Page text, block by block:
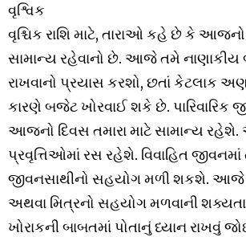
વૃશ્વિક
વૃશ્ચિક રાશિ માટે, તારાઓ કહે છે કે આજનો
સામાન્ય રહેવાનો છે. આજે તમે નાણાકીય
રાખવાનો પ્રયાસ કરશો, છતાં કેટલાક
કારણે બજેટ ખોરવાઈ શકે છે. પારિવારિક
આજનો દિવસ તમારા માટે સામાન્ય
પ્રવૃત્તિઓમાં રસ રહેશે. વિવાહિત જીવનમાં
જીવનસાથીનો સહયોગ મળી શકશે. આજે
અથવા મિત્રનો સહયોગ મળવાની
ખોરાકની બાબતમાં પોતાનું ધ્યાન રાખવું